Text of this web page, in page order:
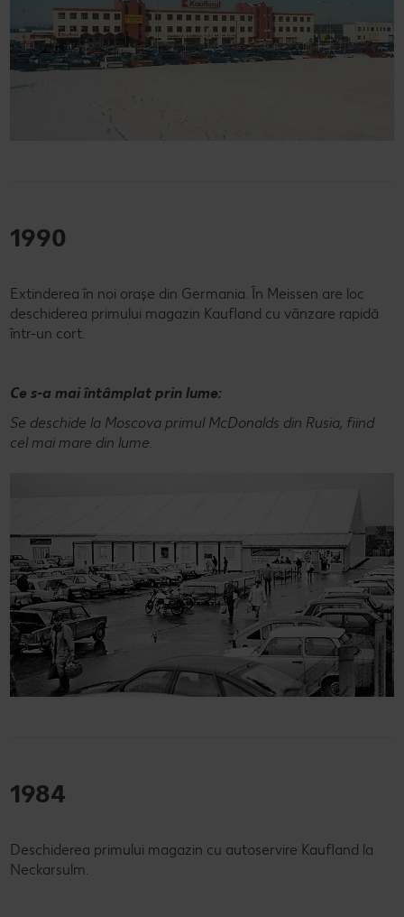
1990
Extinderea în noi oraşe din Germania. În Meissen are loc
deschiderea primului magazin Kaufland cu vânzare rapidă
într-un cort.
Ce s-a mai întâmplat prin lume:
Se deschide la Moscova primul McDonalds din Rusia, fiind
cel mai mare din lume.
1984
Deschiderea primului magazin cu autoservire Kaufland la
Neckarsulm.